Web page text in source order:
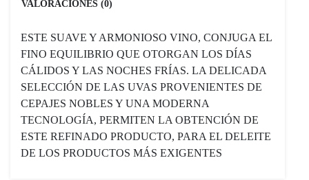
VALORACIONES (0)
ESTE SUAVE Y ARMONIOSO VINO, CONJUGA EL
FINO EQUILIBRIO QUE OTORGAN LOS DÍAS
CÁLIDOS Y LAS NOCHES FRÍAS. LA DELICADA
SELECCIÓN DE LAS UVAS PROVENIENTES DE
CEPAJES NOBLES Y UNA MODERNA
TECNOLOGÍA, PERMITEN LA OBTENCIÓN DE
ESTE REFINADO PRODUCTO, PARA EL DELEITE
DE LOS PRODUCTOS MÁS EXIGENTES